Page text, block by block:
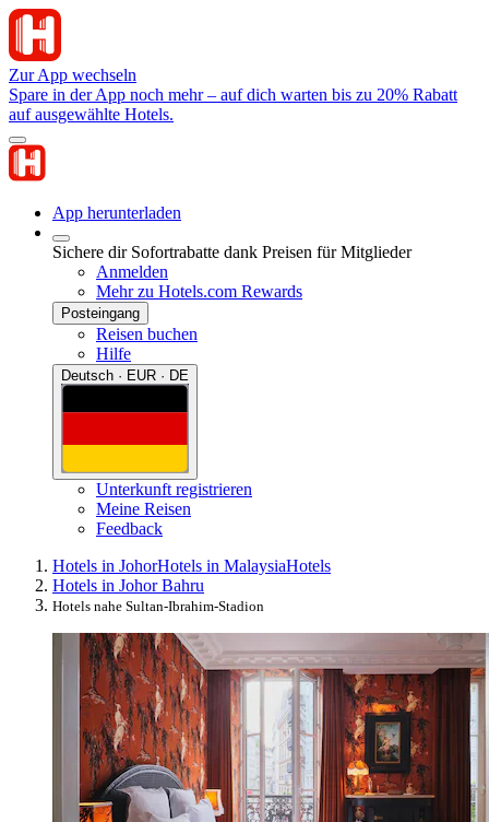
Zur App wechseln
Spare in der App noch mehr – auf dich warten bis zu 20% Rabatt
auf ausgewählte Hotels.
App herunterladen
Sichere dir Sofortrabatte dank Preisen für Mitglieder
Anmelden
Mehr zu Hotels.com Rewards
Posteingang
Reisen buchen
Hilfe
Deutsch · EUR · DE
Unterkunft registrieren
Meine Reisen
Feedback
Hotels in JohorHotels in MalaysiaHotels
Hotels in Johor Bahru
Hotels nahe Sultan-Ibrahim-Stadion